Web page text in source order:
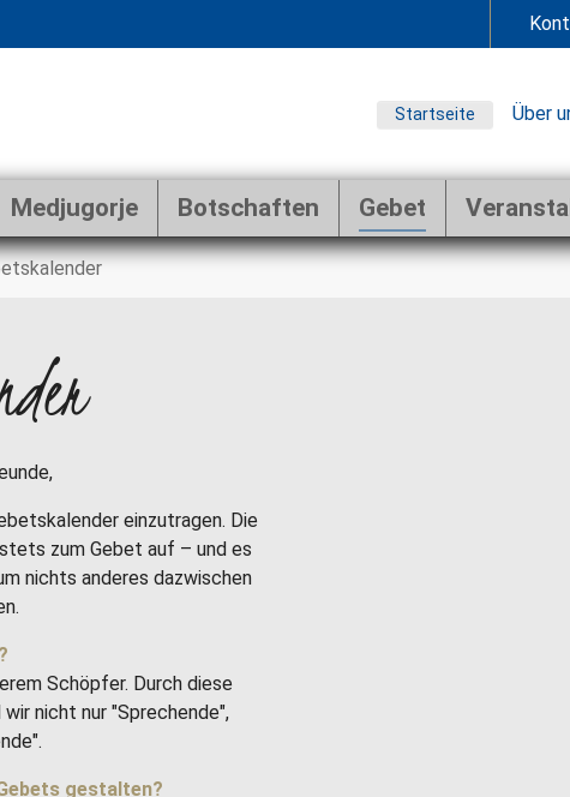
Startseite Über
Medjugorje Botschaften Gebet
einzutragen. Die
zum Gebet auf – und es
nichts anderes dazwischen
Schöpfer. Durch diese
nicht nur "Sprechende",
gestalten?